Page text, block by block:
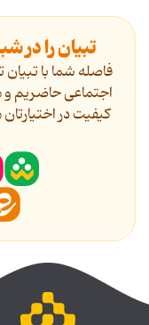
تبیان را در
فاصله شما با
اجتماعی حاضریم و
کیفیت در